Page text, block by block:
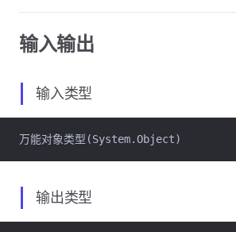
输入输出
输入类型
万能对象类型(System.Object)
输出类型